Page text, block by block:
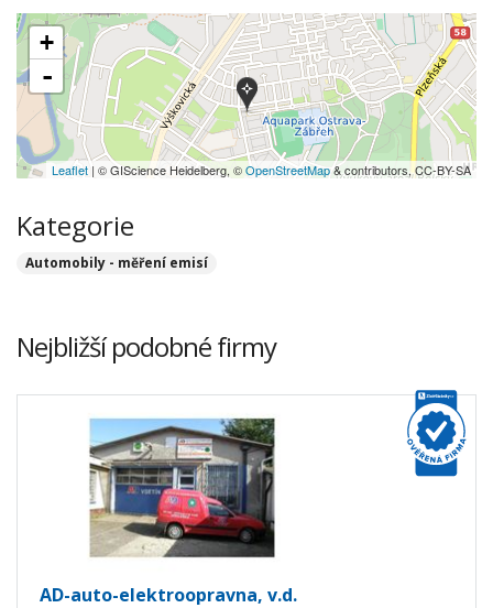
+
-
Leaflet | © GIScience Heidelberg, ©OpenStreetMap& contributors, CC-BY-SA
Kategorie
Automobily - měření emisí
Nejbližší podobné firmy
AD-auto-elektroopravna, v.d.